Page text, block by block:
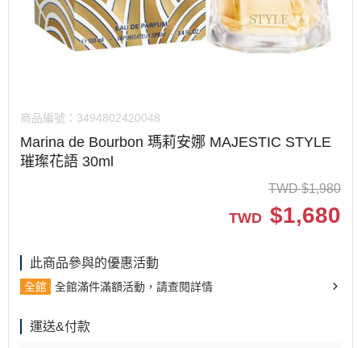
商品編號： 3494802420048
Marina de Bourbon 瑪莉安娜 MAJESTIC STYLE
璀璨花語 30ml
TWD $1,980
TWD $1,680
此商品參與的優惠活動
全館 全館滿件滿額活動，請查閱詳情
運送&付款